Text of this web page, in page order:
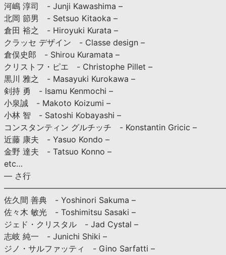
河嶋 淳司 - Junji Kawashima –
北岡 節男 - Setsuo Kitaoka –
倉田 裕之 - Hiroyuki Kurata –
クラッセ デザイン - Classe design –
倉俣史郎 - Shirou Kuramata –
クリストフ・ピエ - Christophe Pillet –
黒川 雅之 - Masayuki Kurokawa –
剣持 勇 - Isamu Kenmochi –
小泉誠 - Makoto Koizumi –
小林 智 - Satoshi Kobayashi –
コンスタンティン グルチッチ - Konstantin Gricic –
近藤 康夫 - Yasuo Kondo –
金野 達夫 - Tatsuo Konno –
etc…
— さ行
佐久間 善典 - Yoshinori Sakuma –
佐々木 敏光 - Toshimitsu Sasaki –
ジェド・クリスタル - Jad Cystal –
志岐 純一 - Junichi Shiki –
ジノ・サルファッティ - Gino Sarfatti –